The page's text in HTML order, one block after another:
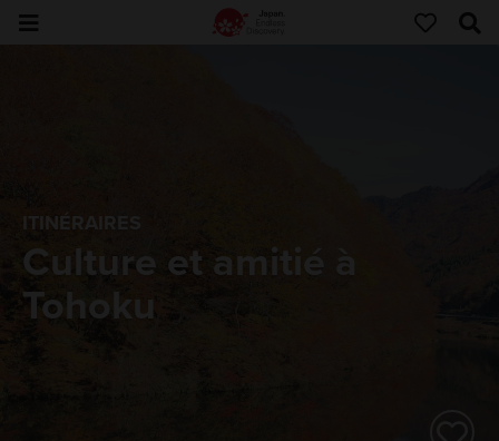
ITINÉRAIRES
Culture et amitié à
Tohoku